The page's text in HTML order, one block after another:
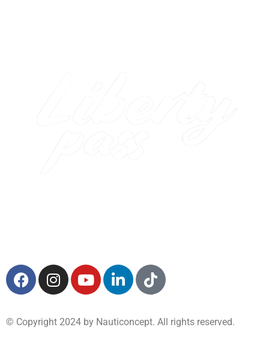
© Copyright 2024 by Nauticoncept. All rights reserved.